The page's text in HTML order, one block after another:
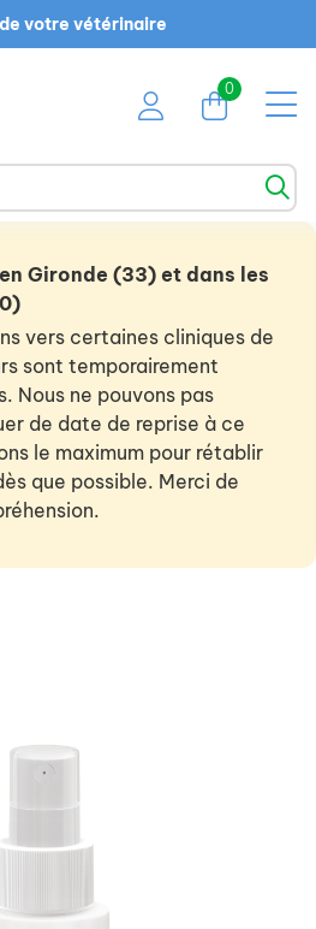
votre vétérinaire
0
Gironde (33) et dans les
vers certaines cliniques de
sont temporairement
Nous ne pouvons pas
de date de reprise à ce
le maximum pour rétablir
que possible. Merci de